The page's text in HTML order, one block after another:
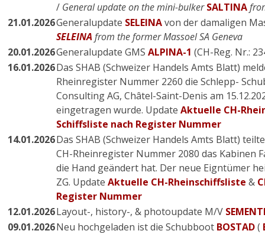
/ General update on the mini-bulker SALTINA
21.01.2026Generalupdate SELEINAvon der damaligen
SELEINA from the former Massoel SA Geneva
20.01.2026Generalupdate GMS ALPINA-1 (CH-Reg. Nr.:
16.01.2026Das SHAB (Schweizer Handels Amts Blatt)
Rheinregister Nummer 2260 die Schlepp-
Consulting AG, Châtel-Saint-Denis am
eingetragen wurde. Update Aktuelle CH-
Schiffsliste nach Register Nummer
14.01.2026Das SHAB (Schweizer Handels Amts Blatt)
CH-Rheinregister Nummer 2080 das Kabinen
die Hand geändert hat. Der neue Eigntümer
ZG. Update Aktuelle CH-Rheinschiffsliste &
Register Nummer
12.01.2026Layout-, history-, & photoupdate M/V
09.01.2026Neu hochgeladen ist die Schubboot BOSTAD(